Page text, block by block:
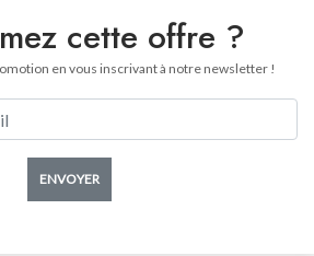
cette offre ?
en vous inscrivant à notre newsletter !
ENVOYER